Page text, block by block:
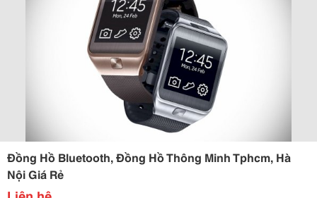
Đồng Hồ Bluetooth, Đồng Hồ Thông Minh Tphcm, Hà
Nội Giá Rẻ